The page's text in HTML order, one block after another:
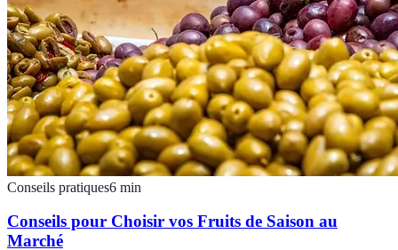
Conseils pratiques6 min
Conseils pour Choisir vos Fruits de Saison au
Marché